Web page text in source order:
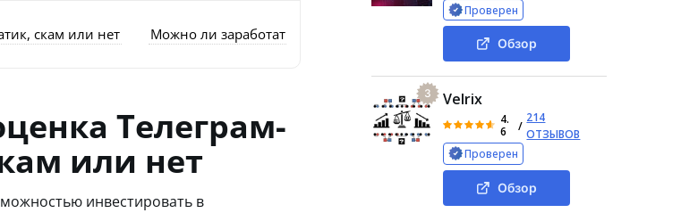
скам или нет Можно ли заработать в Телеграм-канале Macrosmatic Мнения клиентов,
Телеграм-
или нет
инвестировать в
Проверен
Обзор
3 Velrix
4.
6
/
214
ОТЗЫВОВ
Проверен
Обзор